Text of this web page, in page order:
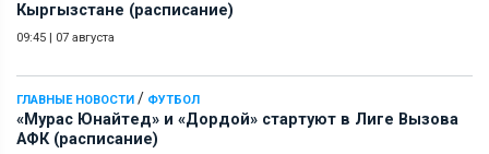
Кыргызстане (расписание)
09:45 | 07 августа
ГЛАВНЫЕ НОВОСТИ / ФУТБОЛ
«Мурас Юнайтед» и «Дордой» стартуют в Лиге Вызова
АФК (расписание)